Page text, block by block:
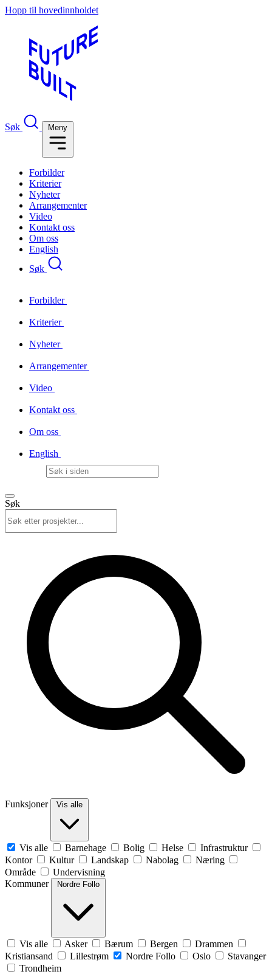
Hopp til hovedinnholdet
Søk Meny
Forbilder
Kriterier
Nyheter
Arrangementer
Video
Kontakt oss
Om oss
English
Søk
Forbilder
Kriterier
Nyheter
Arrangementer
Video
Kontakt oss
Om oss
English
Søk
Funksjoner Vis alle
Vis alle Barnehage Bolig Helse
Infrastruktur
Kontor
Kultur Landskap Nabolag
Næring
Område
Undervisning
Kommuner
Nordre Follo
Vis alle Asker Bærum Bergen
Drammen
Kristiansand
Lillestrøm Nordre Follo Oslo
Stavanger
Trondheim